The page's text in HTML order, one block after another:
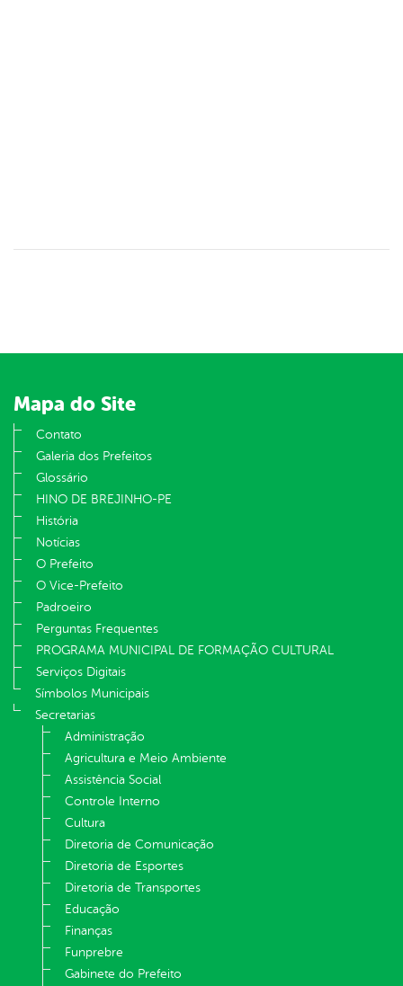
Mapa do Site
Contato
Galeria dos Prefeitos
Glossário
HINO DE BREJINHO-PE
História
Notícias
O Prefeito
O Vice-Prefeito
Padroeiro
Perguntas Frequentes
PROGRAMA MUNICIPAL DE FORMAÇÃO CULTURAL
Serviços Digitais
Símbolos Municipais
Secretarias
Administração
Agricultura e Meio Ambiente
Assistência Social
Controle Interno
Cultura
Diretoria de Comunicação
Diretoria de Esportes
Diretoria de Transportes
Educação
Finanças
Funprebre
Gabinete do Prefeito